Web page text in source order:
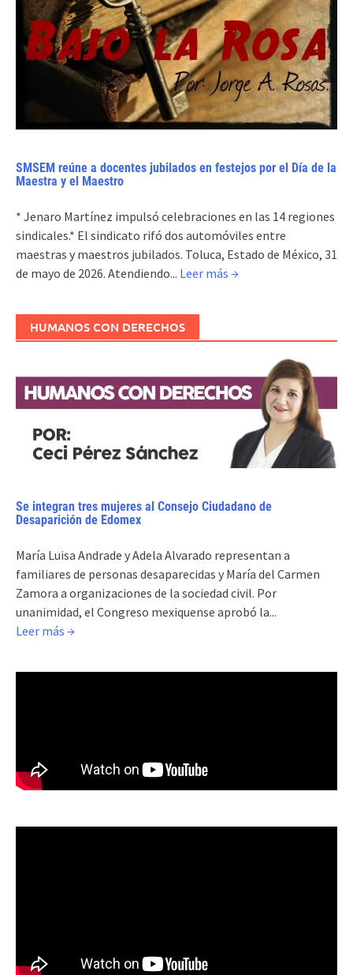
SMSEM reúne a docentes jubilados en festejos por el Día de la
Maestra y el Maestro
* Jenaro Martínez impulsó celebraciones en las 14 regiones
sindicales.* El sindicato rifó dos automóviles entre
maestras y maestros jubilados. Toluca, Estado de México, 31
de mayo de 2026. Atendiendo... Leer más →
HUMANOS CON DERECHOS
Se integran tres mujeres al Consejo Ciudadano de
Desaparición de Edomex
María Luisa Andrade y Adela Alvarado representan a
familiares de personas desaparecidas y María del Carmen
Zamora a organizaciones de la sociedad civil. Por
unanimidad, el Congreso mexiquense aprobó la...
Leer más →